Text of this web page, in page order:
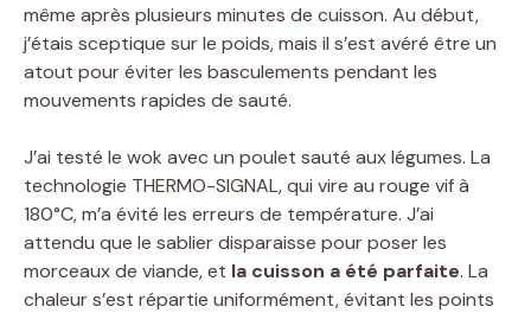
même après plusieurs minutes de cuisson. Au début,
j’étais sceptique sur le poids, mais il s’est avéré être un
atout pour éviter les basculements pendant les
mouvements rapides de sauté.
J’ai testé le wok avec un poulet sauté aux légumes. La
technologie THERMO-SIGNAL, qui vire au rouge vif à
180°C, m’a évité les erreurs de température. J’ai
attendu que le sablier disparaisse pour poser les
morceaux de viande, et la cuisson a été parfaite. La
chaleur s’est répartie uniformément, évitant les points